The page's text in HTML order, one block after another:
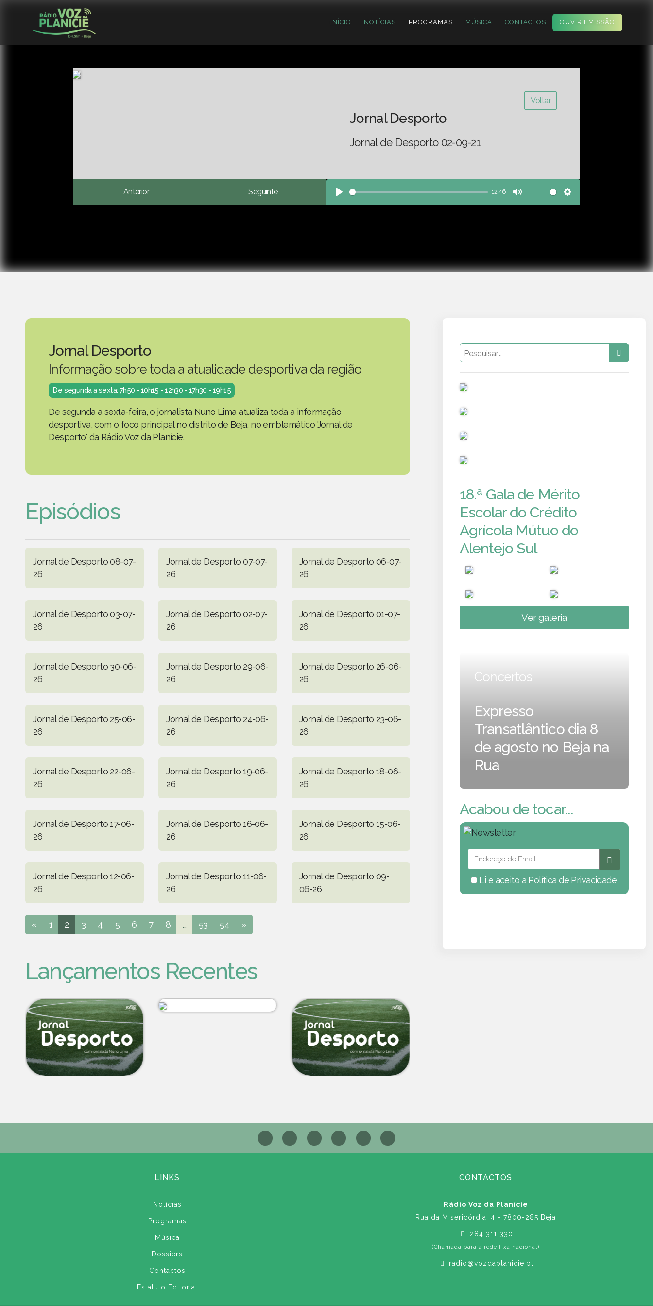
INÍCIO NOTÍCIAS PROGRAMAS MÚSICA CONTACTOS OUVIR EMISSÃO
Voltar
Jornal Desporto
Jornal de Desporto 02-09-21
Anterior Seguinte
Play
12:46
Mute Settings
Jornal Desporto
Informação sobre toda a atualidade desportiva da região
De segunda a sexta: 7h50 - 10h15 - 12h30 - 17h30 - 19h15
De segunda a sexta-feira, o jornalista Nuno Lima atualiza toda a informação
desportiva, com o foco principal no distrito de Beja, no emblemático 'Jornal de
Desporto' da Rádio Voz da Planície.
Episódios
Jornal de Desporto 08-07-
26
Jornal de Desporto 07-07-
26
Jornal de Desporto 06-07-
26
Jornal de Desporto 03-07-
26
Jornal de Desporto 02-07-
26
Jornal de Desporto 01-07-
26
Jornal de Desporto 30-06-
26
Jornal de Desporto 29-06-
26
Jornal de Desporto 26-06-
26
Jornal de Desporto 25-06-
26
Jornal de Desporto 24-06-
26
Jornal de Desporto 23-06-
26
Jornal de Desporto 22-06-
26
Jornal de Desporto 19-06-
26
Jornal de Desporto 18-06-
26
Jornal de Desporto 17-06-
26
Jornal de Desporto 16-06-
26
Jornal de Desporto 15-06-
26
Jornal de Desporto 12-06-
26
Jornal de Desporto 11-06-
26
Jornal de Desporto 09-
06-26
« 1 2 3 4 5 6 7 8 ... 53 54 »
Lançamentos Recentes
18.ª Gala de Mérito
Escolar do Crédito
Agrícola Mútuo do
Alentejo Sul
Ver galeria
Concertos
Expresso
Transatlântico dia 8
de agosto no Beja na
Rua
Acabou de tocar...
Li e aceito a Política de Privacidade
LINKS
Notícias
Programas
Música
Dossiers
Contactos
Estatuto Editorial
CONTACTOS
Rádio Voz da Planície
Rua da Misericórdia, 4 - 7800-285 Beja
284 311 330
(Chamada para a rede fixa nacional)
radio@vozdaplanicie.pt